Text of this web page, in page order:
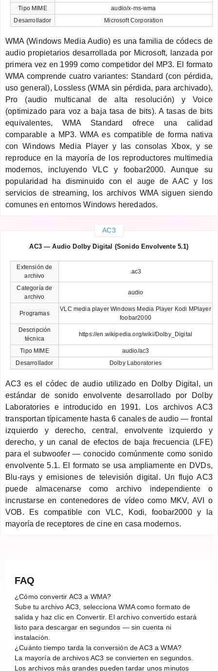
Tipo MIME
audio/x-ms-wma
Desarrollador
Microsoft Corporation
WMA (Windows Media Audio) es una familia de códecs de
audio propietarios desarrollada por Microsoft, lanzada por
primera vez en 1999 como competidor del MP3. El formato
WMA comprende cuatro variantes: Standard (con pérdida,
uso general), Lossless (WMA sin pérdida, para archivado),
Pro (audio multicanal de alta resolución) y Voice
(optimizado para voz a baja tasa de bits). A tasas de bits
equivalentes, WMA Standard ofrece una calidad
comparable a MP3. WMA es compatible de forma nativa
con Windows Media Player y las consolas Xbox, y se
reproduce en la mayoría de los reproductores multimedia
modernos, incluyendo VLC y foobar2000. Aunque su
popularidad ha disminuido con el auge de AAC y los
servicios de streaming, los archivos WMA siguen siendo
comunes en entornos Windows heredados.
AC3
AC3 — Audio Dolby Digital (Sonido Envolvente 5.1)
Extensión de
archivo
.ac3
Categoría de
archivo
audio
Programas
VLC media player Windows Media Player Kodi MPlayer
foobar2000
Descripción
técnica
https://en.wikipedia.org/wiki/Dolby_Digital
Tipo MIME
audio/ac3
Desarrollador
Dolby Laboratories
AC3 es el códec de audio utilizado en Dolby Digital, un
estándar de sonido envolvente desarrollado por Dolby
Laboratories e introducido en 1991. Los archivos AC3
transportan típicamente hasta 6 canales de audio — frontal
izquierdo y derecho, central, envolvente izquierdo y
derecho, y un canal de efectos de baja frecuencia (LFE)
para el subwoofer — conocido comúnmente como sonido
envolvente 5.1. El formato se usa ampliamente en DVDs,
Blu-rays y emisiones de televisión digital. Un flujo AC3
puede almacenarse como archivo independiente o
incrustarse en contenedores de vídeo como MKV, AVI o
VOB. Es compatible con VLC, Kodi, foobar2000 y la
mayoría de receptores de cine en casa modernos.
FAQ
¿Cómo convertir AC3 a WMA?
Sube tu archivo AC3, selecciona WMA como formato de
salida y haz clic en Convertir. El archivo convertido estará
listo para descargar en segundos — sin cuenta ni
instalación.
¿Cuánto tiempo tarda la conversión de AC3 a WMA?
La mayoría de archivos AC3 se convierten en segundos.
Los archivos más grandes pueden tardar unos minutos